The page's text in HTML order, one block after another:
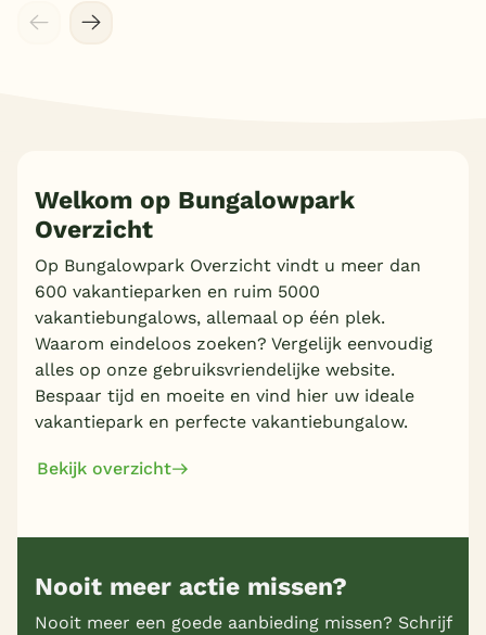
Welkom op Bungalowpark
Overzicht
Op Bungalowpark Overzicht vindt u meer dan
600 vakantieparken en ruim 5000
vakantiebungalows, allemaal op één plek.
Waarom eindeloos zoeken? Vergelijk eenvoudig
alles op onze gebruiksvriendelijke website.
Bespaar tijd en moeite en vind hier uw ideale
vakantiepark en perfecte vakantiebungalow.
Bekijk overzicht
Nooit meer actie missen?
Nooit meer een goede aanbieding missen? Schrijf